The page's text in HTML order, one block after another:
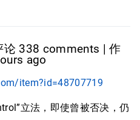
论 338 comments | 作
ago
item?id=48707719
立法，即使曾被否决，仍